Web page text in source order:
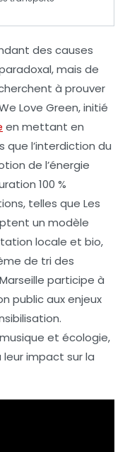
des causes
mais de
à prouver
Love Green, initié
en mettant en
l’interdiction du
de l’énergie
100 %
telles que Les
un modèle
locale et bio,
de tri des
participe à
public aux enjeux
musique et écologie,
impact sur la